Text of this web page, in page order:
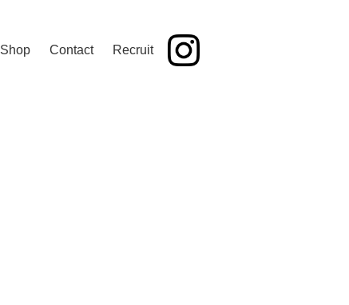
Shop Contact Recruit